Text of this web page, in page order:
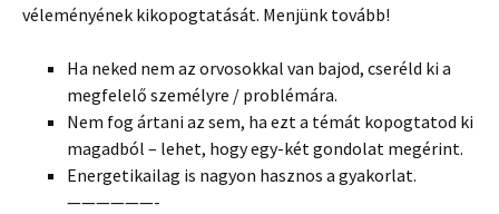
véleményének kikopogtatását. Menjünk tovább!
Ha neked nem az orvosokkal van bajod, cseréld ki a
megfelelő személyre / problémára.
Nem fog ártani az sem, ha ezt a témát kopogtatod ki
magadból – lehet, hogy egy-két gondolat megérint.
Energetikailag is nagyon hasznos a gyakorlat.
——————-